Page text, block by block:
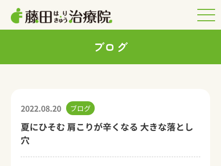
ブログ
2022.08.20 ブログ
夏にひそむ 肩こりが辛くなる 大きな落とし
穴